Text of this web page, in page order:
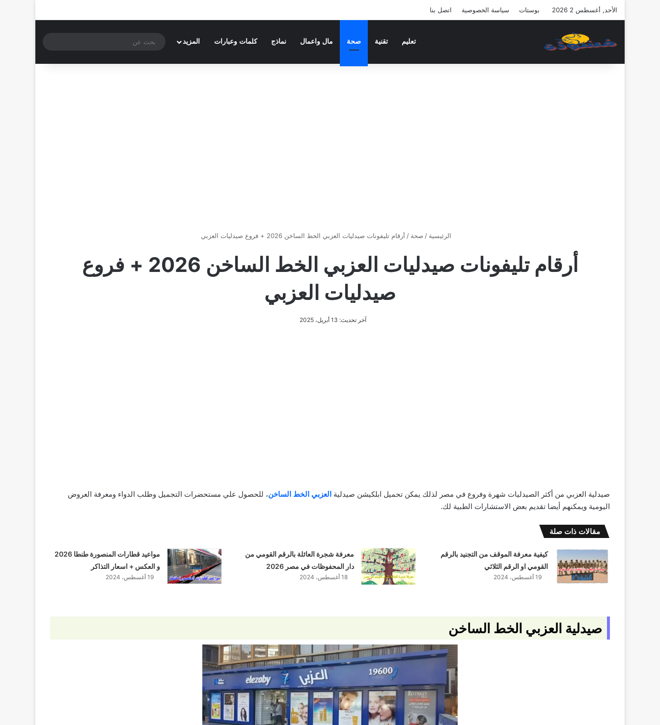
الأحد, أغسطس 2 2026 بوستات سياسة الخصوصية اتصل بنا
تعليم تقنية صحة مال واعمال نماذج كلمات وعبارات المزيد
الرئيسية / صحة / أرقام تليفونات صيدليات العزبي الخط الساخن 2026 + فروع صيدليات العزبي
أرقام تليفونات صيدليات العزبي الخط الساخن 2026 + فروع
صيدليات العزبي
آخر تحديث: 13 أبريل، 2025
صيدلية العزبي من أكثر الصيدليات شهرة وفروع في مصر لذلك يمكن تحميل ابلكيشن صيدلية العزبي الخط الساخن، للحصول علي مستحضرات التجميل وطلب الدواء ومعرفة العروض
اليومية ويمكنهم أيضا تقديم بعض الاستشارات الطبية لك.
مقالات ذات صلة
كيفية معرفة الموقف من التجنيد بالرقم
القومي او الرقم الثلاثي
19 أغسطس، 2024
معرفة شجرة العائلة بالرقم القومي من
دار المحفوظات في مصر 2026
18 أغسطس، 2024
مواعيد قطارات المنصورة طنطا 2026
و العكس + اسعار التذاكر
19 أغسطس، 2024
صيدلية العزبي الخط الساخن